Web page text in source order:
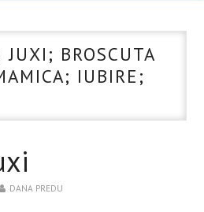
JUXI; BROSCUTA
IUBIRE;
DANA PREDU